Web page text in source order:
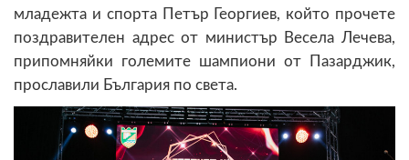
младежта и спорта Петър Георгиев, който прочете
поздравителен адрес от министър Весела Лечева,
припомняйки големите шампиони от Пазарджик,
прославили България по света.